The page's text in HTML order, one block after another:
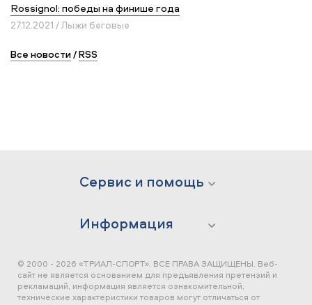
Rossignol: победы на финише года
27.12.2021 / Лыжи беговые
Все новости/RSS
Сервис и помощь
Информация
© 2000 - 2026 «ТРИАЛ-СПОРТ». ВСЕ ПРАВА ЗАЩИЩЕНЫ. Веб-
сайт не является основанием для предъявления претензий и
рекламаций, информация является ознакомительной,
технические характеристики товаров могут отличаться от